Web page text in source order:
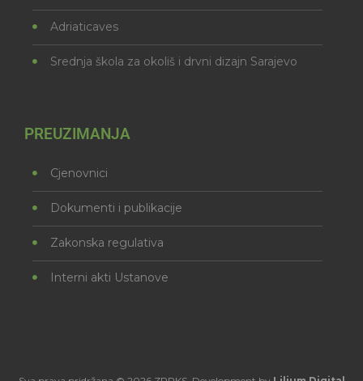
Adriaticaves
Srednja škola za okoliš i drvni dizajn Sarajevo
PREUZIMANJA
Cjenovnici
Dokumenti i publikacije
Zakonska regulativa
Interni akti Ustanove